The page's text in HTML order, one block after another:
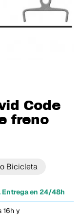
Code
freno
Bicicleta
en 24/48h
16h y